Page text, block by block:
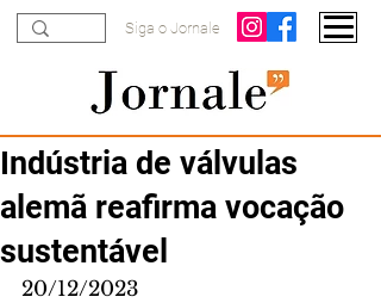
Siga o Jornale
Indústria de válvulas
alemã reafirma vocação
sustentável
20/12/2023